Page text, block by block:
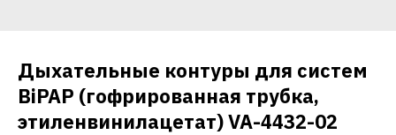
Дыхательные контуры для систем
BiPAP (гофрированная трубка,
этиленвинилацетат) VA-4432-02